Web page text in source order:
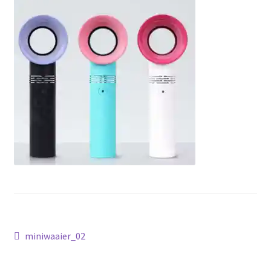
Bericht
Vorig
miniwaaier_02